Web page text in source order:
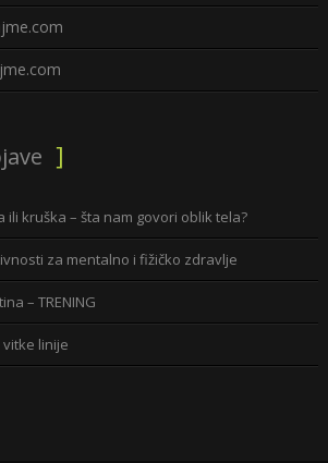
ili kruška – šta nam govori oblik tela?
za mentalno i fižičko zdravlje
– TRENING
linije